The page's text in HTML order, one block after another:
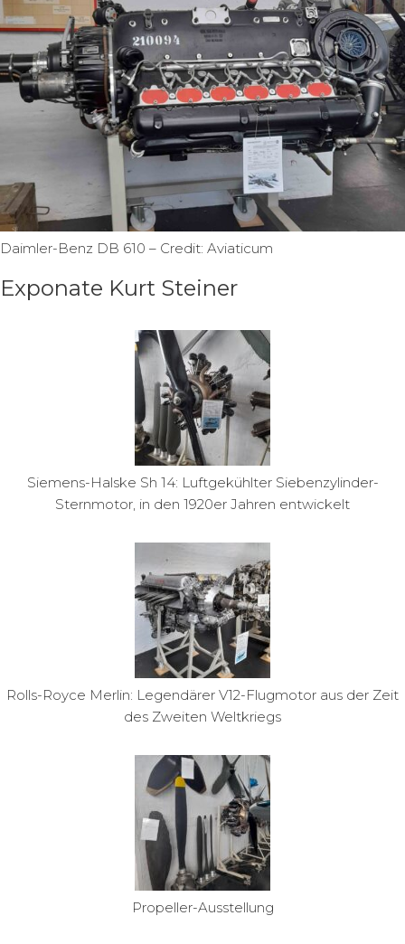
Daimler-Benz DB 610 – Credit: Aviaticum
Exponate Kurt Steiner
Siemens-Halske Sh 14: Luftgekühlter Siebenzylinder-
Sternmotor, in den 1920er Jahren entwickelt
Rolls-Royce Merlin: Legendärer V12-Flugmotor aus der Zeit
des Zweiten Weltkriegs
Propeller-Ausstellung